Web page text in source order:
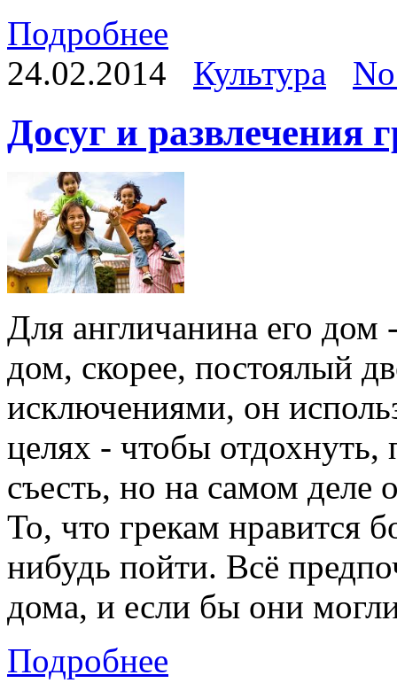
Подробнее
24.02.2014
Культура
Досуг и развлечения
Для англичанина его дом
дом, скорее, постоялый
исключениями, он
целях - чтобы отдохнуть,
съесть, но на самом деле
То, что грекам нравится
нибудь пойти. Всё
дома, и если бы они
Подробнее